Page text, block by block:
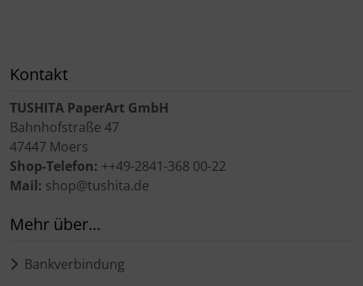
Kontakt
TUSHITA PaperArt GmbH
Bahnhofstraße 47
47447 Moers
Shop-Telefon: ++49-2841-368 00-22
Mail: shop@tushita.de
Mehr über...
Bankverbindung